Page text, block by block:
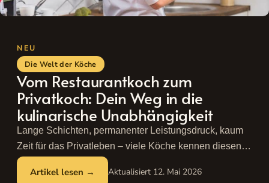
Die Welt der Köche
Vom Restaurantkoch zum
Privatkoch: Dein Weg in die
kulinarische Unabhängigkeit
Lange Schichten, permanenter Leistungsdruck, kaum
Zeit für das Privatleben – viele Köche kennen diesen
Alltag nur allzu gut. Die Restaurantküche ist ein ...
Weiterlesen ...
12. Mai 2026